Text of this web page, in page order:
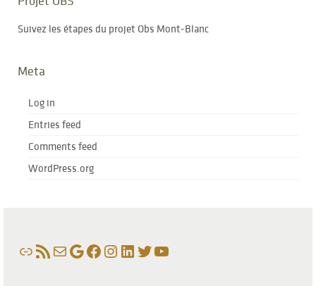
Suivez les étapes du projet Obs Mont-Blanc
Meta
Log in
Entries feed
Comments feed
WordPress.org
LinkRSS FeedMailGoogle
Facebook
Instagram
LinkedIn
Twitter
YouTube